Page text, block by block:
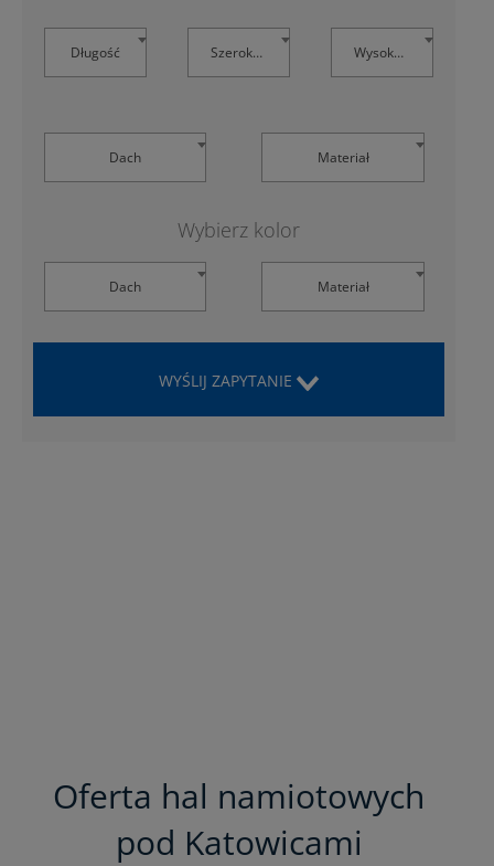
Długość Szerokość Wysokość
Dach Materiał
Wybierz kolor
Dach Materiał
WYŚLIJ ZAPYTANIE
Oferta hal namiotowych
pod Katowicami